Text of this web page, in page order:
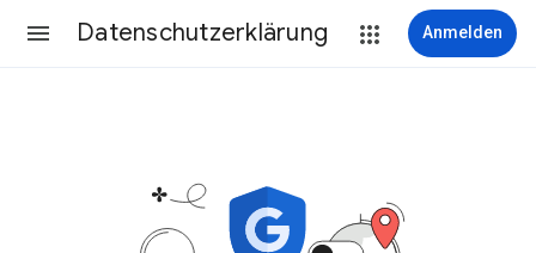
Datenschutzerklärung Anmelden